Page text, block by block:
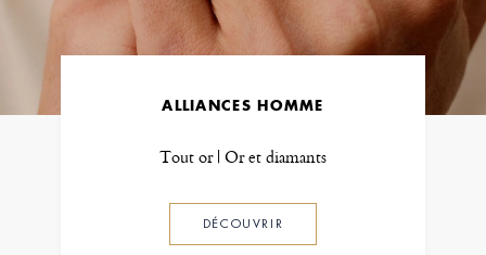
ALLIANCES HOMME
Tout or | Or et diamants
DÉCOUVRIR